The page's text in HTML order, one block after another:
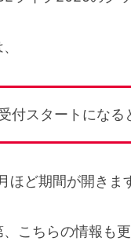
付スタートになる
ほど期間が開きま
こちらの情報も更